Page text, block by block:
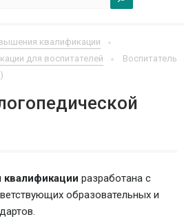
квалификации
для воспитателей
Воспитатель
разработана с
образовательных и